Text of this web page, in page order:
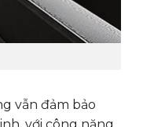
vẫn đảm bảo